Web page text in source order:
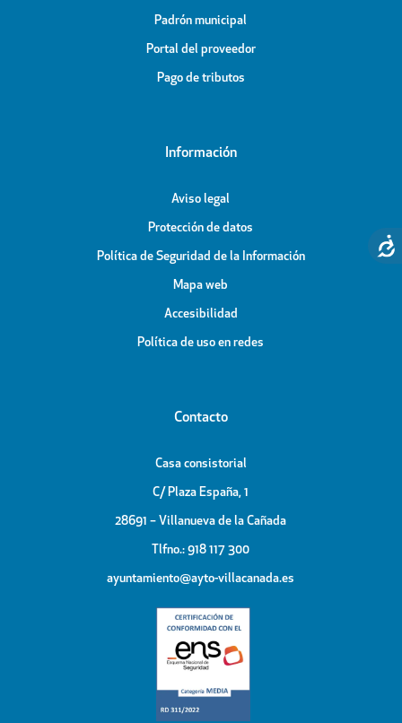
Padrón municipal
Portal del proveedor
Pago de tributos
Información
Aviso legal
Protección de datos
Política de Seguridad de la Información
Mapa web
Accesibilidad
Política de uso en redes
Contacto
Casa consistorial
C/ Plaza España, 1
28691 – Villanueva de la Cañada
Tlfno.: 918 117 300
ayuntamiento@ayto-villacanada.es